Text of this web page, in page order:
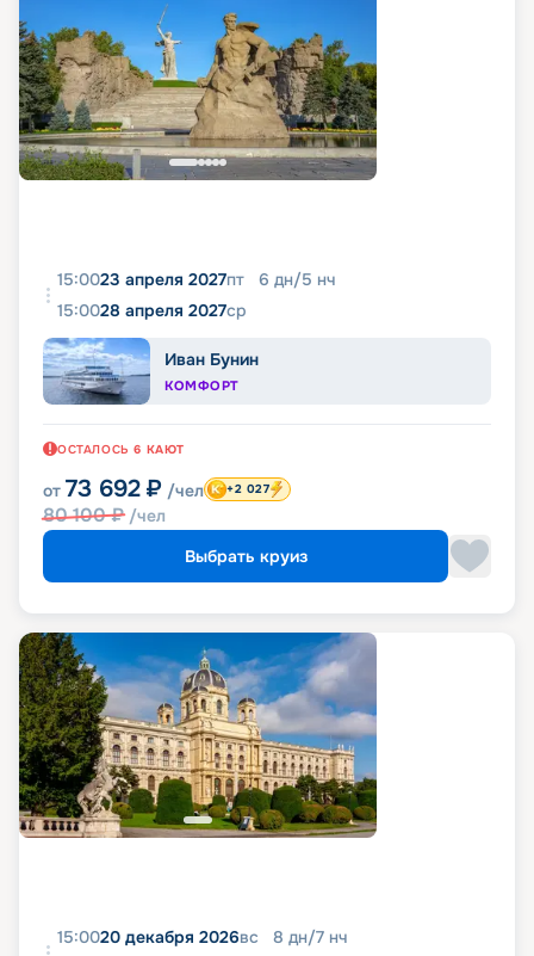
15:0023 апреля 2027пт 6 дн/5 нч
15:0028 апреля 2027ср
Иван Бунин
КОМФОРТ
ОСТАЛОСЬ 6 КАЮТ
от 73 692 ₽ /чел
80 100₽ /чел
+2 027
Выбрать круиз
15:0020 декабря 2026вс 8 дн/7 нч